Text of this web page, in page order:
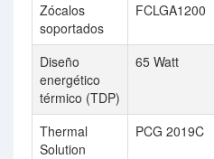
Zócalos
soportados
FCLGA1200
Diseño
energético
térmico (TDP)
65 Watt
Thermal
Solution
PCG 2019C